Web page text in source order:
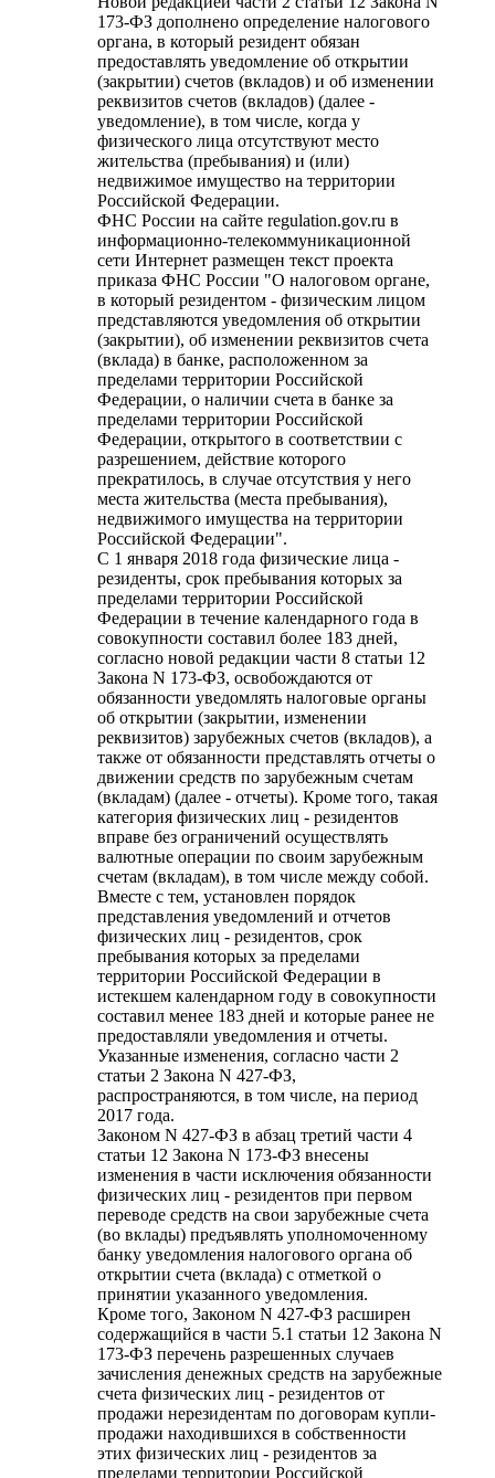
173-ФЗ дополнено определение налогового
органа, в который резидент обязан
предоставлять уведомление об открытии
(закрытии) счетов (вкладов) и об изменении
реквизитов счетов (вкладов) (далее -
уведомление), в том числе, когда у
физического лица отсутствуют место
жительства (пребывания) и (или)
недвижимое имущество на территории
Российской Федерации.
ФНС России на сайте regulation.gov.ru в
информационно-телекоммуникационной
сети Интернет размещен текст проекта
приказа ФНС России "О налоговом органе,
в который резидентом - физическим лицом
представляются уведомления об открытии
(закрытии), об изменении реквизитов счета
(вклада) в банке, расположенном за
пределами территории Российской
Федерации, о наличии счета в банке за
пределами территории Российской
Федерации, открытого в соответствии с
разрешением, действие которого
прекратилось, в случае отсутствия у него
места жительства (места пребывания),
недвижимого имущества на территории
Российской Федерации".
С 1 января 2018 года физические лица -
резиденты, срок пребывания которых за
пределами территории Российской
Федерации в течение календарного года в
совокупности составил более 183 дней,
согласно новой редакции части 8 статьи 12
Закона N 173-ФЗ, освобождаются от
обязанности уведомлять налоговые органы
об открытии (закрытии, изменении
реквизитов) зарубежных счетов (вкладов), а
также от обязанности представлять отчеты о
движении средств по зарубежным счетам
(вкладам) (далее - отчеты). Кроме того, такая
категория физических лиц - резидентов
вправе без ограничений осуществлять
валютные операции по своим зарубежным
счетам (вкладам), в том числе между собой.
Вместе с тем, установлен порядок
представления уведомлений и отчетов
физических лиц - резидентов, срок
пребывания которых за пределами
территории Российской Федерации в
истекшем календарном году в совокупности
составил менее 183 дней и которые ранее не
предоставляли уведомления и отчеты.
Указанные изменения, согласно части 2
статьи 2 Закона N 427-ФЗ,
распространяются, в том числе, на период
2017 года.
Законом N 427-ФЗ в абзац третий части 4
статьи 12 Закона N 173-ФЗ внесены
изменения в части исключения обязанности
физических лиц - резидентов при первом
переводе средств на свои зарубежные счета
(во вклады) предъявлять уполномоченному
банку уведомления налогового органа об
открытии счета (вклада) с отметкой о
принятии указанного уведомления.
Кроме того, Законом N 427-ФЗ расширен
содержащийся в части 5.1 статьи 12 Закона N
173-ФЗ перечень разрешенных случаев
зачисления денежных средств на зарубежные
счета физических лиц - резидентов от
продажи нерезидентам по договорам купли-
продажи находившихся в собственности
этих физических лиц - резидентов за
пределами территории Российской